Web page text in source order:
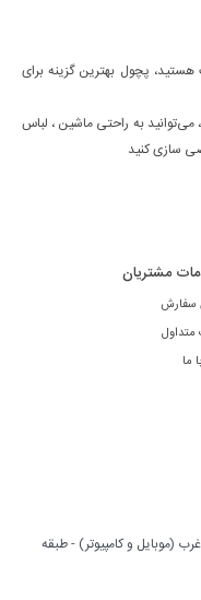
پچول بهترین گزینه برای
می‌توانید به راحتی ماشين ، لباس
سازی کنید
مشتریان
سفارش
متداول
ما
(موبایل و کامپیوتر) - طبقه